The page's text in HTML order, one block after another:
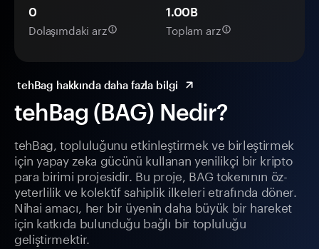
tehBag (BAG) Nedir?
tehBag, topluluğunu etkinleştirmek ve birleştirmek
için yapay zeka gücünü kullanan yenilikçi bir kripto
para birimi projesidir. Bu proje, BAG tokenının öz-
yeterlilik ve kolektif sahiplik ilkeleri etrafında döner.
Nihai amacı, her bir üyenin daha büyük bir hareket
için katkıda bulunduğu bağlı bir topluluğu
geliştirmektir.
0
Dolaşımdaki arz
1.00B
Toplam arz
tehBag hakkında daha fazla bilgi